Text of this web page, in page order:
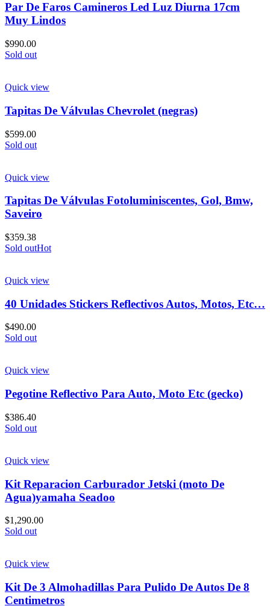
Par De Faros Camineros Led Luz Diurna 17cm
Muy Lindos
$990.00
Sold out
Quick view
Tapitas De Válvulas Chevrolet (negras)
$599.00
Sold out
Quick view
Tapitas De Válvulas Fotoluminiscentes, Gol, Bmw,
Saveiro
$359.38
Sold outHot
Quick view
40 Unidades Stickers Reflectivos Autos, Motos, Etc…
$490.00
Sold out
Quick view
Pegotine Reflectivo Para Auto, Moto Etc (gecko)
$386.40
Sold out
Quick view
Kit Reparacion Carburador Jetski (moto De
Agua)yamaha Seadoo
$1,290.00
Sold out
Quick view
Kit De 3 Almohadillas Para Pulido De Autos De 8
Centimetros